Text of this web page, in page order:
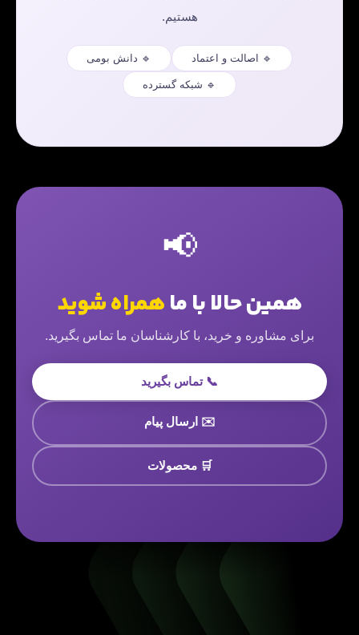
هستیم.
🔹 اصالت و اعتماد 🔹 دانش بومی
🔹 شبکه گسترده
📢
همین حالا با ماهمراه شوید
برای مشاوره و خرید، با کارشناسان ما تماس بگیرید.
📞 تماس بگیرید
✉️ ارسال پیام
🛒 محصولات